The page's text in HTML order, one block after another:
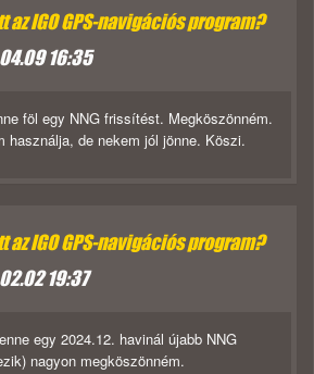
az IGO GPS-navigációs program?
16:35
föl egy NNG frissítést. Megköszönném.
használja, de nekem jól jönne. Köszi.
az IGO GPS-navigációs program?
19:37
egy 2024.12. havinál újabb NNG
nagyon megköszönném.